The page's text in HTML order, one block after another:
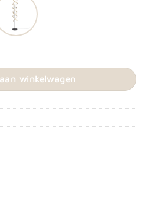
winkelwagen